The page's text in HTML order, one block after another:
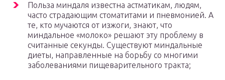
Польза миндаля известна астматикам, людям,
часто страдающим стоматитами и пневмонией. А
те, кто мучаются от изжоги, знают, что
миндальное «молоко» решают эту проблему в
считанные секунды. Существуют миндальные
диеты, направленные на борьбу со многими
заболеваниями пищеварительного тракта;